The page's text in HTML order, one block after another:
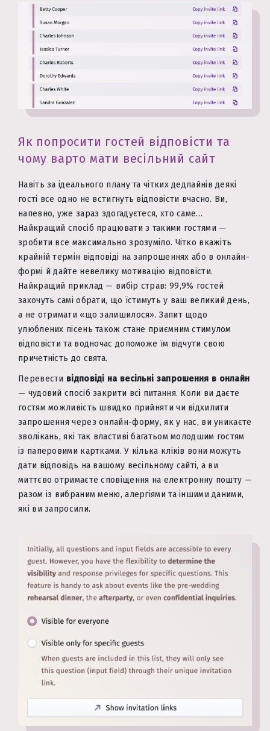
Як попросити гостей відповісти та
чому варто мати весільний сайт
Навіть за ідеального плану та чітких дедлайнів деякі
гості все одно не встигнуть відповісти вчасно. Ви,
напевно, уже зараз здогадуєтеся, хто саме…
Найкращий спосіб працювати з такими гостями —
зробити все максимально зрозуміло. Чітко вкажіть
крайній термін відповіді на запрошеннях або в онлайн-
формі й дайте невелику мотивацію відповісти.
Найкращий приклад — вибір страв: 99,9% гостей
захочуть самі обрати, що їстимуть у ваш великий день,
а не отримати «що залишилося». Запит щодо
улюблених пісень також стане приємним стимулом
відповісти та водночас допоможе їм відчути свою
причетність до свята.
Перевести відповіді на весільні запрошення в онлайн
— чудовий спосіб закрити всі питання. Коли ви даєте
гостям можливість швидко прийняти чи відхилити
запрошення через онлайн-форму, як у нас, ви уникаєте
зволікань, які так властиві багатьом молодшим гостям
із паперовими картками. У кілька кліків вони можуть
дати відповідь на вашому весільному сайті, а ви
миттєво отримаєте сповіщення на електронну пошту —
разом із вибраним меню, алергіями та іншими даними,
які ви запросили.